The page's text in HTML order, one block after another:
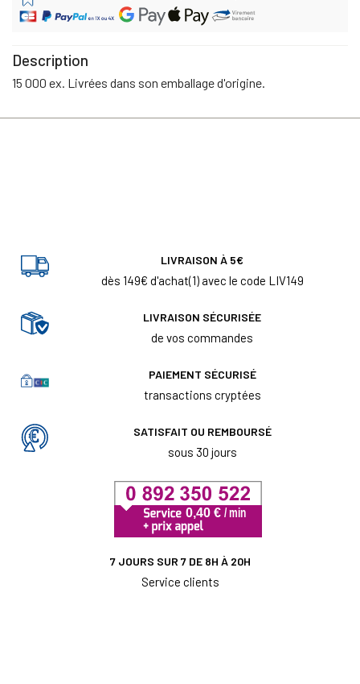
Description
15 000 ex. Livrées dans son emballage d'origine.
LIVRAISON À 5€
dès 149€ d'achat(1) avec le code LIV149
LIVRAISON SÉCURISÉE
de vos commandes
PAIEMENT SÉCURISÉ
transactions cryptées
SATISFAIT OU REMBOURSÉ
sous 30 jours
7 JOURS SUR 7 DE 8H À 20H
Service clients